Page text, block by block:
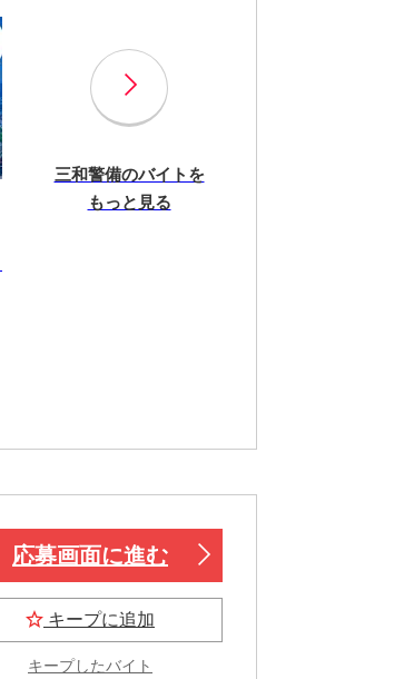
三和警備のバイトを
もっと見る
応募画面に進む
キープに追加
キープしたバイト